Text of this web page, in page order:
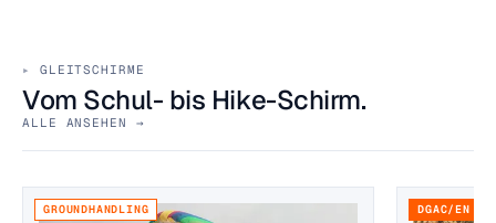
GLEITSCHIRME
Vom Schul- bis Hike-Schirm.
ALLE ANSEHEN →
GROUNDHANDLING DGAC/EN A